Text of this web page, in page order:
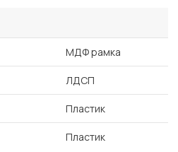
МДФ рамка
ЛДСП
Пластик
Пластик